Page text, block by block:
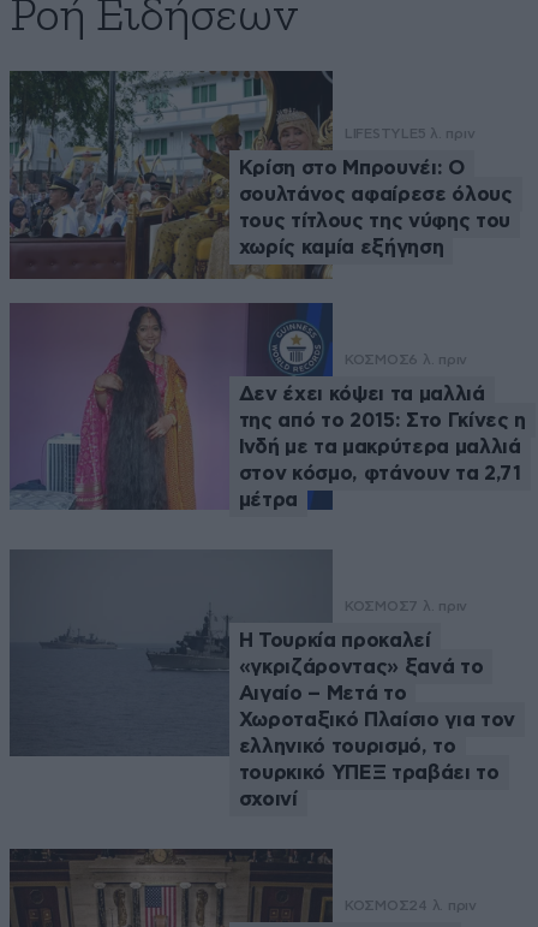
Ροή Ειδήσεων
LIFESTYLE5 λ. πριν
Κρίση στο Μπρουνέι: Ο
σουλτάνος αφαίρεσε όλους
τους τίτλους της νύφης του
χωρίς καμία εξήγηση
ΚΟΣΜΟΣ6 λ. πριν
Δεν έχει κόψει τα μαλλιά
της από το 2015: Στο Γκίνες η
Ινδή με τα μακρύτερα μαλλιά
στον κόσμο, φτάνουν τα 2,71
μέτρα
ΚΟΣΜΟΣ7 λ. πριν
Η Τουρκία προκαλεί
«γκριζάροντας» ξανά το
Αιγαίο – Μετά το
Χωροταξικό Πλαίσιο για τον
ελληνικό τουρισμό, το
τουρκικό ΥΠΕΞ τραβάει το
σχοινί
ΚΟΣΜΟΣ24 λ. πριν